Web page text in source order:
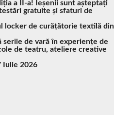
a II-a! Ieșenii sunt așteptați
gratuite și sfaturi de
locker de curățătorie textilă din
serile de vară în experiențe de
de teatru, ateliere creative
Iulie 2026